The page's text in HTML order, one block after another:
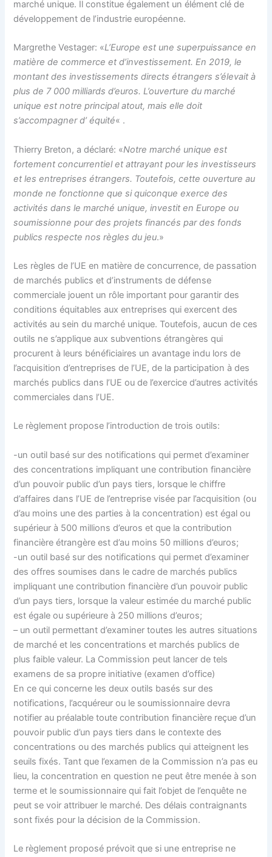
marché unique. Il constitue également un élément clé de
développement de l’industrie européenne.
Margrethe Vestager: «L’Europe est une superpuissance en
matière de commerce et d’investissement. En 2019, le
montant des investissements directs étrangers s’élevait à
plus de 7 000 milliards d’euros. L’ouverture du marché
unique est notre principal atout, mais elle doit
s’accompagner d’ équité« .
Thierry Breton, a déclaré: «Notre marché unique est
fortement concurrentiel et attrayant pour les investisseurs
et les entreprises étrangers. Toutefois, cette ouverture au
monde ne fonctionne que si quiconque exerce des
activités dans le marché unique, investit en Europe ou
soumissionne pour des projets financés par des fonds
publics respecte nos règles du jeu.»
Les règles de l’UE en matière de concurrence, de passation
de marchés publics et d’instruments de défense
commerciale jouent un rôle important pour garantir des
conditions équitables aux entreprises qui exercent des
activités au sein du marché unique. Toutefois, aucun de ces
outils ne s’applique aux subventions étrangères qui
procurent à leurs bénéficiaires un avantage indu lors de
l’acquisition d’entreprises de l’UE, de la participation à des
marchés publics dans l’UE ou de l’exercice d’autres activités
commerciales dans l’UE.
Le règlement propose l’introduction de trois outils:
-un outil basé sur des notifications qui permet d’examiner
des concentrations impliquant une contribution financière
d’un pouvoir public d’un pays tiers, lorsque le chiffre
d’affaires dans l’UE de l’entreprise visée par l’acquisition (ou
d’au moins une des parties à la concentration) est égal ou
supérieur à 500 millions d’euros et que la contribution
financière étrangère est d’au moins 50 millions d’euros;
-un outil basé sur des notifications qui permet d’examiner
des offres soumises dans le cadre de marchés publics
impliquant une contribution financière d’un pouvoir public
d’un pays tiers, lorsque la valeur estimée du marché public
est égale ou supérieure à 250 millions d’euros;
– un outil permettant d’examiner toutes les autres situations
de marché et les concentrations et marchés publics de
plus faible valeur. La Commission peut lancer de tels
examens de sa propre initiative (examen d’office)
En ce qui concerne les deux outils basés sur des
notifications, l’acquéreur ou le soumissionnaire devra
notifier au préalable toute contribution financière reçue d’un
pouvoir public d’un pays tiers dans le contexte des
concentrations ou des marchés publics qui atteignent les
seuils fixés. Tant que l’examen de la Commission n’a pas eu
lieu, la concentration en question ne peut être menée à son
terme et le soumissionnaire qui fait l’objet de l’enquête ne
peut se voir attribuer le marché. Des délais contraignants
sont fixés pour la décision de la Commission.
Le règlement proposé prévoit que si une entreprise ne